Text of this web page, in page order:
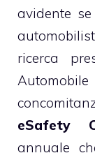
avidente
ricerca
eSafety
annuale